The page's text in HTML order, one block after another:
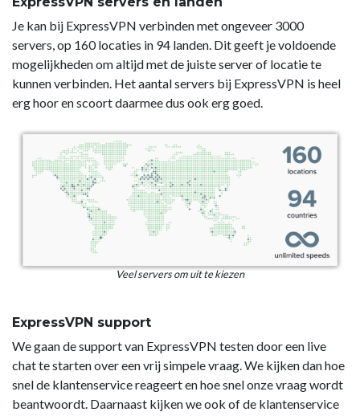
Je kan bij ExpressVPN verbinden met ongeveer 3000
servers, op 160 locaties in 94 landen. Dit geeft je voldoende
mogelijkheden om altijd met de juiste server of locatie te
kunnen verbinden. Het aantal servers bij ExpressVPN is heel
erg hoor en scoort daarmee dus ook erg goed.
Veel servers om uit te kiezen
ExpressVPN support
We gaan de support van ExpressVPN testen door een live
chat te starten over een vrij simpele vraag. We kijken dan hoe
snel de klantenservice reageert en hoe snel onze vraag wordt
beantwoordt. Daarnaast kijken we ook of de klantenservice